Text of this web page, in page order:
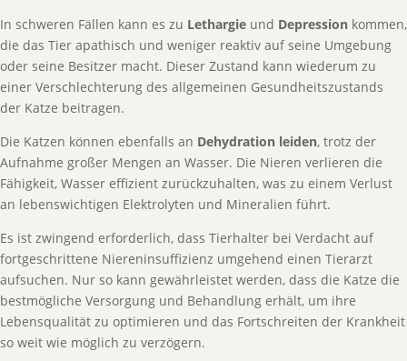
In schweren Fällen kann es zu Lethargie und Depression kommen,
die das Tier apathisch und weniger reaktiv auf seine Umgebung
oder seine Besitzer macht. Dieser Zustand kann wiederum zu
einer Verschlechterung des allgemeinen Gesundheitszustands
der Katze beitragen.
Die Katzen können ebenfalls an Dehydration leiden, trotz der
Aufnahme großer Mengen an Wasser. Die Nieren verlieren die
Fähigkeit, Wasser effizient zurückzuhalten, was zu einem Verlust
an lebenswichtigen Elektrolyten und Mineralien führt.
Es ist zwingend erforderlich, dass Tierhalter bei Verdacht auf
fortgeschrittene Niereninsuffizienz umgehend einen Tierarzt
aufsuchen. Nur so kann gewährleistet werden, dass die Katze die
bestmögliche Versorgung und Behandlung erhält, um ihre
Lebensqualität zu optimieren und das Fortschreiten der Krankheit
so weit wie möglich zu verzögern.